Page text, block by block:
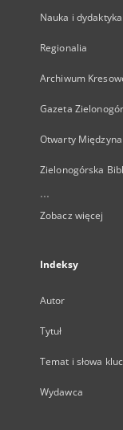
Nauka i dydaktyka
Regionalia
Archiwum
Gazeta
Otwarty
Zielonogórska
...
Zobacz więcej
Indeksy
Autor
Tytuł
Temat i słowa
Wydawca